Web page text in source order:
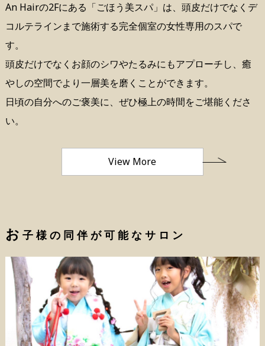
An Hairの2Fにある「ごほう美スパ」は、頭皮だけでなくデ
コルテラインまで施術する完全個室の女性専用のスパで
す。
頭皮だけでなくお顔のシワやたるみにもアプローチし、癒
やしの空間でより一層美を磨くことができます。
日頃の自分へのご褒美に、ぜひ極上の時間をご堪能くださ
い。
View More
お 子様の同伴が可能なサロン